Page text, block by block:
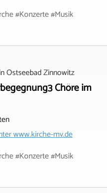
#Konzerte #Musik
inOstseebad Zinnowitz
Chöre im
www.kirche-mv.de
#Konzerte #Musik